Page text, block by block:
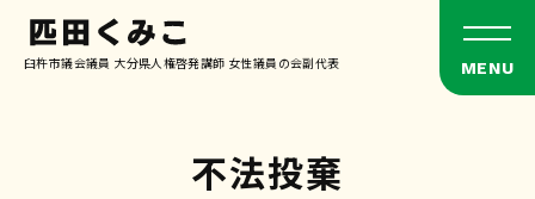
臼杵市議会議員 大分県人権啓発講師 女性議員の会副代表
不法投棄